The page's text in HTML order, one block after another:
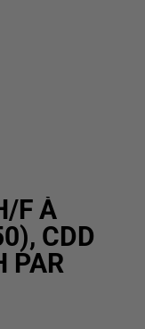
F À
CDD
PAR